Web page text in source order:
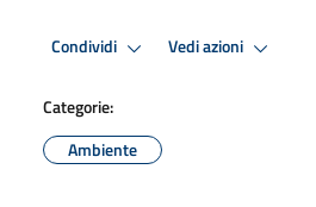
Condividi Vedi azioni
Categorie:
Ambiente